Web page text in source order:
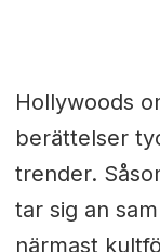
Hollywoods
berättelser
trender.
tar sig an
närmast